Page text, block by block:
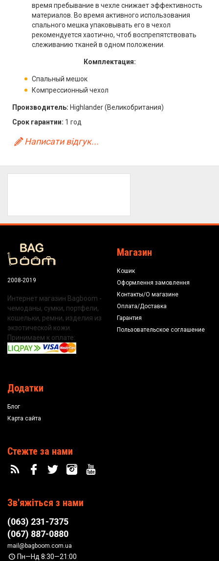
время пребывание в чехле снижает эффективность
материалов. Во время активного использования
спального мешка упаковывать его в чехол
рекомендуется хаотично, чтоб воспрепятствовать
слеживанию тканей в одном положении.
Комплектация:
Спальный мешок
Компрессионный чехол
Производитель: Highlander (Великобритания)
Срок гарантии: 1 год
Написати відгук...
2008-2019
Интернет магазин Bagboom -
чемоданы, сумки, портфели,
кошельки, ремни, изделия из
экзотической кожи.
Принимаем к оплате:
Магазин
Кошик
Оформлення замовлення
Контакты/О магазине
Оплата/Доставка
Гарантия
Пользовательское соглашение
Додатки
Блог
Карта сайта
Стежте за нами
Зв'яжіться з нами
(063) 231-7375
(067) 887-0880
mail@bagboom.com.ua
Пн—Нд 8:30—21:00